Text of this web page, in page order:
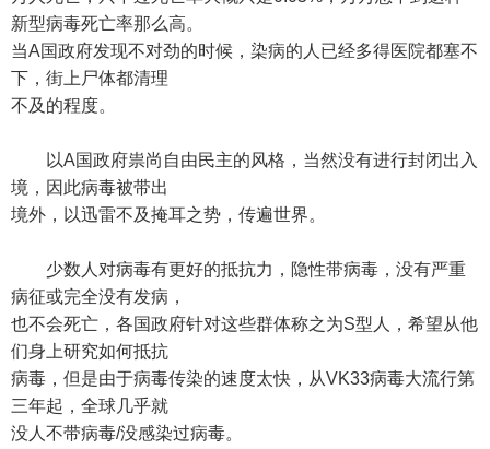
新型病毒死亡率那么高。
当A国政府发现不对劲的时候，染病的人已经多得医院都塞不
下，街上尸体都清理
不及的程度。
以A国政府祟尚自由民主的风格，当然没有进行封闭出入
境，因此病毒被带出
境外，以迅雷不及掩耳之势，传遍世界。
少数人对病毒有更好的抵抗力，隐性带病毒，没有严重
病征或完全没有发病，
也不会死亡，各国政府针对这些群体称之为S型人，希望从他
们身上研究如何抵抗
病毒，但是由于病毒传染的速度太快，从VK33病毒大流行第
三年起，全球几乎就
没人不带病毒/没感染过病毒。